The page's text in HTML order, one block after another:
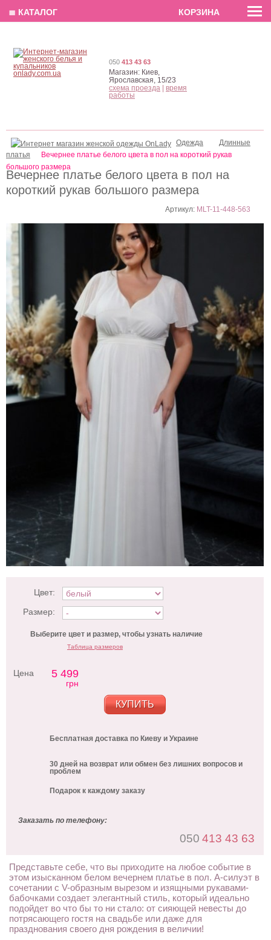
EN РУС
Вечернее платье белого цвета в пол на
короткий рукав большого размера
Артикул: MLT-11-448-563
Цвет:
Размер:
Выберите цвет и размер, чтобы узнать наличие
Таблица размеров
Цена 5 499
грн
КУПИТЬ
Бесплатная доставка по Киеву и Украине
30 дней на возврат или обмен без лишних вопросов и
проблем
Подарок к каждому заказу
Заказать по телефону:
050 413 43 63
Представьте себе, что вы приходите на любое событие в
этом изысканном белом вечернем платье в пол. А-силуэт в
сочетании с V-образным вырезом и изящными рукавами-
бабочками создает элегантный стиль, который идеально
подойдет во что бы то ни стало: от сияющей невесты до
потрясающего гостя на свадьбе или даже для
празднования своего дня рождения в величии!
Одежда
Длинные
платья
Вечернее платье белого цвета в пол на короткий рукав
большого размера
050 413 43 63
Магазин: Киев,
Ярославская, 15/23
схема проезда
время
работы
≣ КАТАЛОГ КОРЗИНА